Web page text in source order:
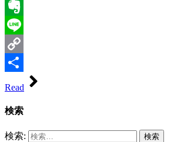
Blogger
Evernote
Line
Copy
Read
検索
検索: